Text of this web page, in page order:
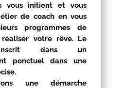
vous initient et vous
de coach en vous
programmes de
votre rêve. Le
dans un
ponctuel dans une
une démarche